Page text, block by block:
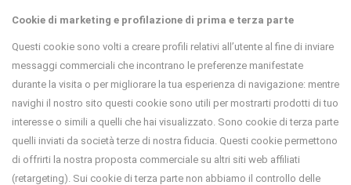
Cookie di marketing e profilazione di prima e terza parte
Questi cookie sono volti a creare profili relativi all’utente al fine di inviare
messaggi commerciali che incontrano le preferenze manifestate
durante la visita o per migliorare la tua esperienza di navigazione: mentre
navighi il nostro sito questi cookie sono utili per mostrarti prodotti di tuo
interesse o simili a quelli che hai visualizzato. Sono cookie di terza parte
quelli inviati da società terze di nostra fiducia. Questi cookie permettono
di offrirti la nostra proposta commerciale su altri siti web affiliati
(retargeting). Sui cookie di terza parte non abbiamo il controllo delle